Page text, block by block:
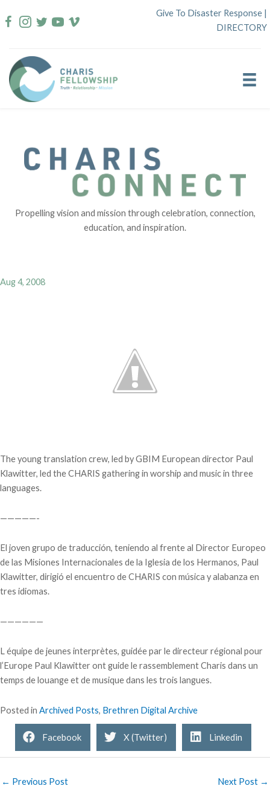
to
Give To Disaster Response |
DIRECTORY
Propelling vision and mission through celebration, connection,
education, and inspiration.
Aug 4, 2008
The young translation crew, led by GBIM European director Paul
Klawitter, led the CHARIS gathering in worship and music in three
languages.
—————-
El joven grupo de traducción, teniendo al frente al Director Europeo
de las Misiones Internacionales de la Iglesia de los Hermanos, Paul
Klawitter, dirigió el encuentro de CHARIS con música y alabanza en
tres idiomas.
——————
L équipe de jeunes interprètes, guidée par le directeur régional pour
l’Europe Paul Klawitter ont guide le rassemblement Charis dans un
temps de louange et de musique dans les trois langues.
Posted in Archived Posts, Brethren Digital Archive
Facebook X (Twitter) Linkedin
← Previous Post Next Post →